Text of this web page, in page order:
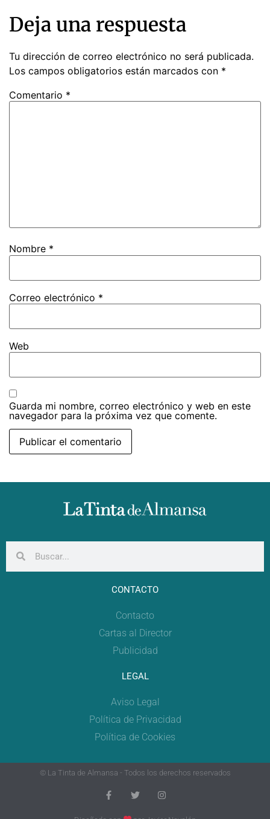
Deja una respuesta
Tu dirección de correo electrónico no será publicada.
Los campos obligatorios están marcados con *
Comentario *
Nombre *
Correo electrónico *
Web
Guarda mi nombre, correo electrónico y web en este
navegador para la próxima vez que comente.
CONTACTO
Contacto
Cartas al Director
Publicidad
LEGAL
Aviso Legal
Política de Privacidad
Política de Cookies
© La Tinta de Almansa - Todos los derechos reservados